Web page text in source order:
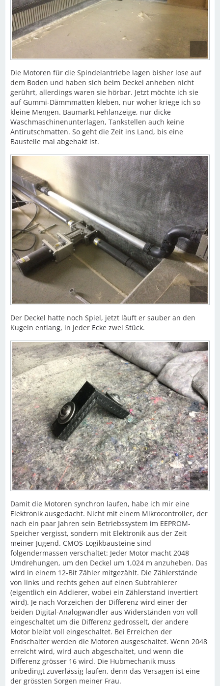
Die Motoren für die Spindelantriebe lagen bisher lose auf
dem Boden und haben sich beim Deckel anheben nicht
gerührt, allerdings waren sie hörbar. Jetzt möchte ich sie
auf Gummi-Dämmmatten kleben, nur woher kriege ich so
kleine Mengen. Baumarkt Fehlanzeige, nur dicke
Waschmaschinenunterlagen, Tankstellen auch keine
Antirutschmatten. So geht die Zeit ins Land, bis eine
Baustelle mal abgehakt ist.
Der Deckel hatte noch Spiel, jetzt läuft er sauber an den
Kugeln entlang, in jeder Ecke zwei Stück.
Damit die Motoren synchron laufen, habe ich mir eine
Elektronik ausgedacht. Nicht mit einem Mikrocontroller, der
nach ein paar Jahren sein Betriebssystem im EEPROM-
Speicher vergisst, sondern mit Elektronik aus der Zeit
meiner Jugend. CMOS-Logikbausteine sind
folgendermassen verschaltet: Jeder Motor macht 2048
Umdrehungen, um den Deckel um 1,024 m anzuheben. Das
wird in einem 12-Bit Zähler mitgezählt. Die Zählerstände
von links und rechts gehen auf einen Subtrahierer
(eigentlich ein Addierer, wobei ein Zählerstand invertiert
wird). Je nach Vorzeichen der Differenz wird einer der
beiden Digital-Analogwandler aus Widerständen von voll
eingeschaltet um die Differenz gedrosselt, der andere
Motor bleibt voll eingeschaltet. Bei Erreichen der
Endschalter werden die Motoren ausgeschaltet. Wenn 2048
erreicht wird, wird auch abgeschaltet, und wenn die
Differenz grösser 16 wird. Die Hubmechanik muss
unbedingt zuverlässig laufen, denn das Versagen ist eine
der grössten Sorgen meiner Frau.